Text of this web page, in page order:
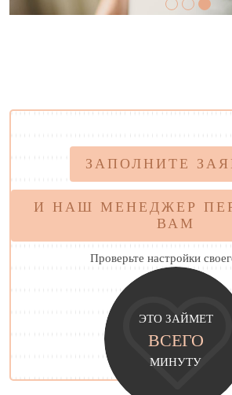
ЗАПОЛНИТЕ
И НАШ МЕНЕДЖЕР
ВАМ
Проверьте настройки
ЭТО ЗАЙМЕТ
ВСЕГО
МИНУТУ